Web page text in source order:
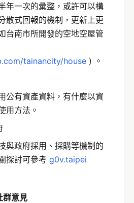
年一次的彙整，或許可以構
散式回報的機制，更新上更
台南市所開發的空地空屋管
tainancity/house ) 。
公有資產資料，有什麼以資
用方法。
與政府採用、採購等機制的
探討可參考 g0v.taipei
群意見